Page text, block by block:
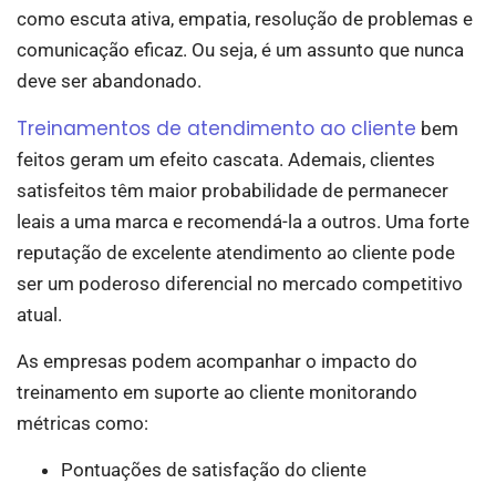
como escuta ativa, empatia, resolução de problemas e
comunicação eficaz. Ou seja, é um assunto que nunca
deve ser abandonado.
Treinamentos de atendimento ao cliente bem
feitos geram um efeito cascata. Ademais, clientes
satisfeitos têm maior probabilidade de permanecer
leais a uma marca e recomendá-la a outros. Uma forte
reputação de excelente atendimento ao cliente pode
ser um poderoso diferencial no mercado competitivo
atual.
As empresas podem acompanhar o impacto do
treinamento em suporte ao cliente monitorando
métricas como:
Pontuações de satisfação do cliente